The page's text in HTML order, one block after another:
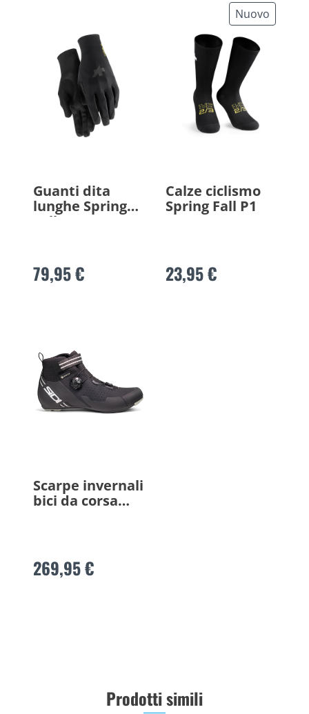
Guanti dita
lunghe Spring
Fall P1
79,95 €
Nuovo
Calze ciclismo
Spring Fall P1
23,95 €
Scarpe invernali
bici da corsa
269,95 €
Prodotti simili